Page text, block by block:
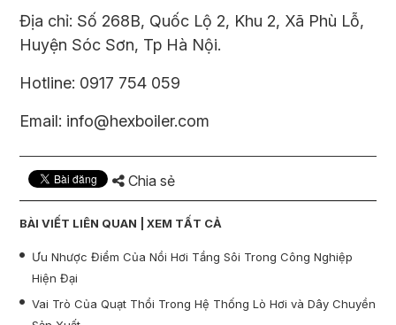
Địa chỉ: Số 268B, Quốc Lộ 2, Khu 2, Xã Phù Lỗ,
Huyện Sóc Sơn, Tp Hà Nội.
Hotline: 0917 754 059
Email: info@hexboiler.com
Chia sẻ
BÀI VIẾT LIÊN QUAN | XEM TẤT CẢ
Ưu Nhược Điểm Của Nồi Hơi Tầng Sôi Trong Công Nghiệp
Hiện Đại
Vai Trò Của Quạt Thổi Trong Hệ Thống Lò Hơi và Dây Chuyền